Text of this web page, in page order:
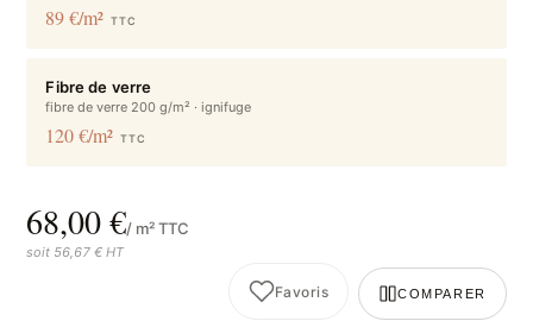
89 €/m² TTC
Fibre de verre
fibre de verre 200 g/m² · ignifuge
120 €/m² TTC
68,00 €/ m² TTC
soit 56,67 € HT
Favoris COMPARER